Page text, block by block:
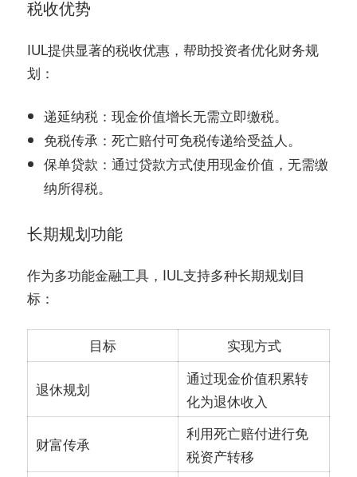
税收优势
IUL提供显著的税收优惠，帮助投资者优化财务规
划：
递延纳税 ：现金价值增长无需立即缴税。
免税传承 ：死亡赔付可免税传递给受益人。
保单贷款 ：通过贷款方式使用现金价值，无需缴
纳所得税。
长期规划功能
作为多功能金融工具，IUL支持多种长期规划目
标：
目标 实现方式
退休规划
通过现金价值积累转
化为退休收入
财富传承
利用死亡赔付进行免
税资产转移